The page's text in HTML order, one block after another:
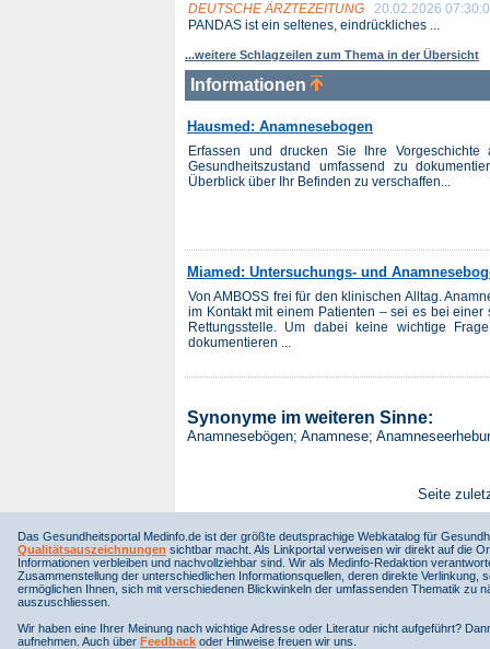
DEUTSCHE ÄRZTEZEITUNG
20.02.2026
PANDAS ist ein seltenes, eindrückliches ...
...weitere Schlagzeilen zum Thema in der Übersicht
Informationen
Hausmed: Anamnesebogen
Erfassen und drucken Sie Ihre
Gesundheitszustand umfassend zu
Überblick über Ihr Befinden zu verschaffen...
Miamed: Untersuchungs- und
Von AMBOSS frei für den klinischen Alltag.
im Kontakt mit einem Patienten – sei es bei
Rettungsstelle. Um dabei keine wichtige
dokumentieren ...
Synonyme im weiteren Sinne:
Anamnesebögen; Anamnese;
Seite
Das Gesundheitsportal Medinfo.de ist der größte deutsprachige Webkatalog für
Qualitätsauszeichnungen sichtbar macht. Als Linkportal verweisen wir direkt auf die
Informationen verbleiben und nachvollziehbar sind. Wir als Medinfo-Redaktion
Zusammenstellung der unterschiedlichen Informationsquellen, deren direkte
ermöglichen Ihnen, sich mit verschiedenen Blickwinkeln der umfassenden Thematik
auszuschliessen.
Wir haben eine Ihrer Meinung nach wichtige Adresse oder Literatur nicht aufgeführt?
aufnehmen. Auch über Feedback oder Hinweise freuen wir uns.